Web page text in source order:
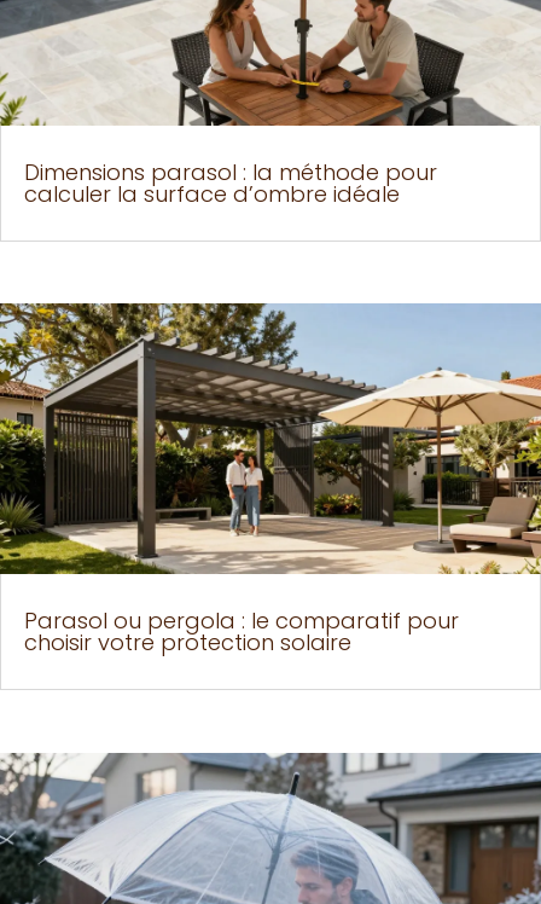
Dimensions parasol : la méthode pour
calculer la surface d’ombre idéale
Parasol ou pergola : le comparatif pour
choisir votre protection solaire